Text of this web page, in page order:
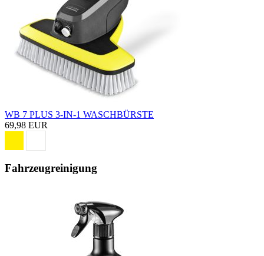
WB 7 PLUS 3-IN-1 WASCHBÜRSTE
69,98 EUR
Fahrzeugreinigung